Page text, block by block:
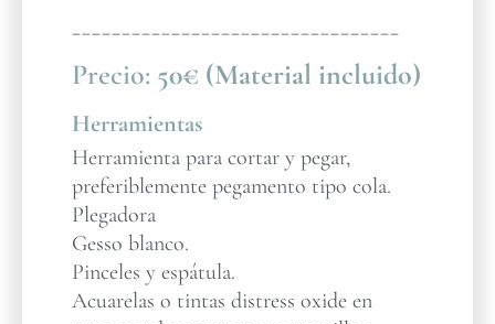
_________________________________
Precio: 50€ (Material incluido)
Herramientas
Herramienta para cortar y pegar,
preferiblemente pegamento tipo cola.
Plegadora
Gesso blanco.
Pinceles y espátula.
Acuarelas o tintas distress oxide en